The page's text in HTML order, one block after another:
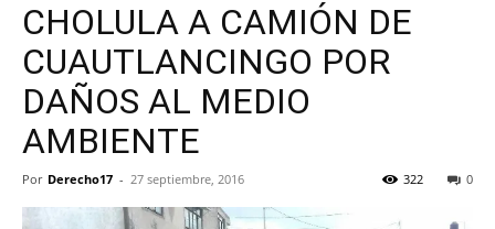
CHOLULA A CAMIÓN DE
CUAUTLANCINGO POR
DAÑOS AL MEDIO
AMBIENTE
Por Derecho17 - 27 septiembre, 2016 0
322